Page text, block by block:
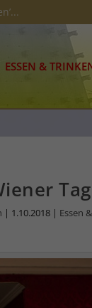
ESSEN &
| 1.10.2018| Essen